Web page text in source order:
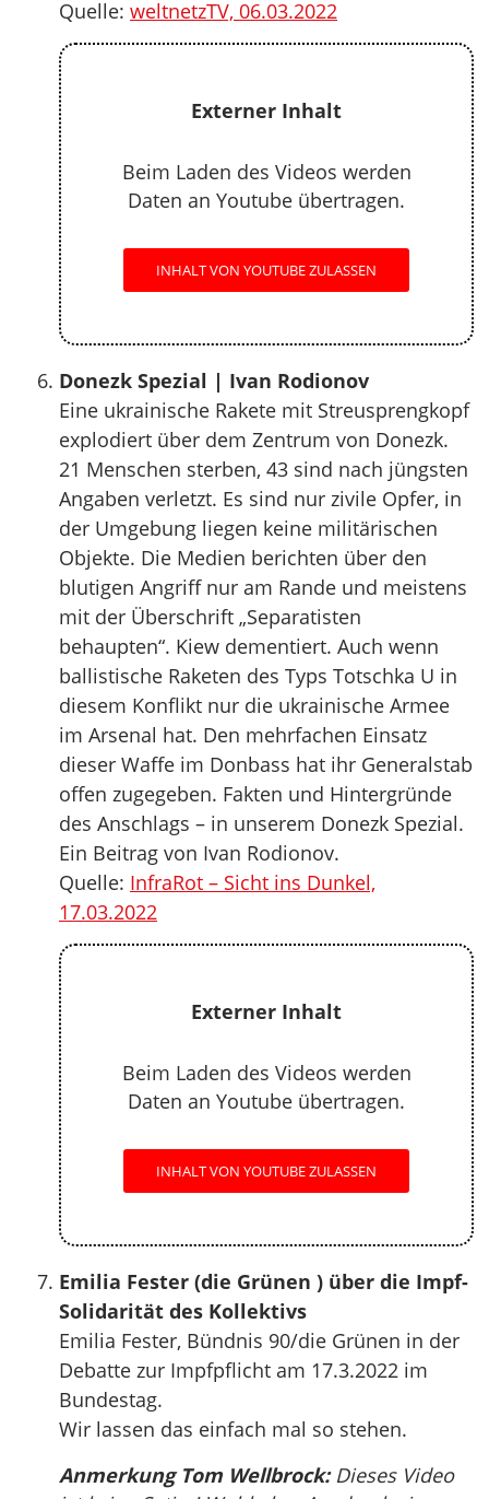
Quelle: weltnetzTV, 06.03.2022
Externer Inhalt
Beim Laden des Videos werden
Daten an Youtube übertragen.
INHALT VON YOUTUBE ZULASSEN
Donezk Spezial | Ivan Rodionov
Eine ukrainische Rakete mit Streusprengkopf
explodiert über dem Zentrum von Donezk.
21 Menschen sterben, 43 sind nach jüngsten
Angaben verletzt. Es sind nur zivile Opfer, in
der Umgebung liegen keine militärischen
Objekte. Die Medien berichten über den
blutigen Angriff nur am Rande und meistens
mit der Überschrift „Separatisten
behaupten“. Kiew dementiert. Auch wenn
ballistische Raketen des Typs Totschka U in
diesem Konflikt nur die ukrainische Armee
im Arsenal hat. Den mehrfachen Einsatz
dieser Waffe im Donbass hat ihr Generalstab
offen zugegeben. Fakten und Hintergründe
des Anschlags – in unserem Donezk Spezial.
Ein Beitrag von Ivan Rodionov.
Quelle: InfraRot – Sicht ins Dunkel,
17.03.2022
Externer Inhalt
Beim Laden des Videos werden
Daten an Youtube übertragen.
INHALT VON YOUTUBE ZULASSEN
Emilia Fester (die Grünen ) über die Impf-
Solidarität des Kollektivs
Emilia Fester, Bündnis 90/die Grünen in der
Debatte zur Impfpflicht am 17.3.2022 im
Bundestag.
Wir lassen das einfach mal so stehen.
Anmerkung Tom Wellbrock:Dieses Video